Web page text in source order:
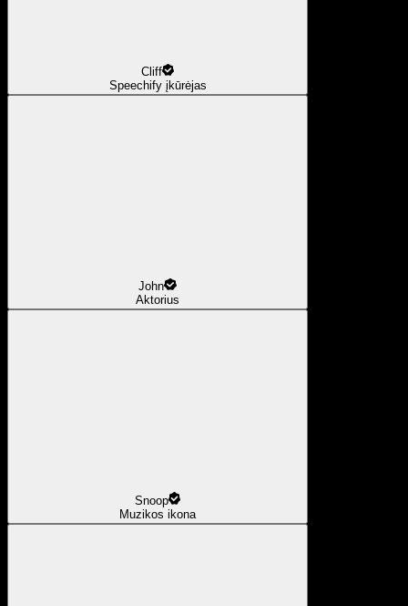
Cliff
Speechify įkūrėjas
John
Aktorius
Snoop
Muzikos ikona